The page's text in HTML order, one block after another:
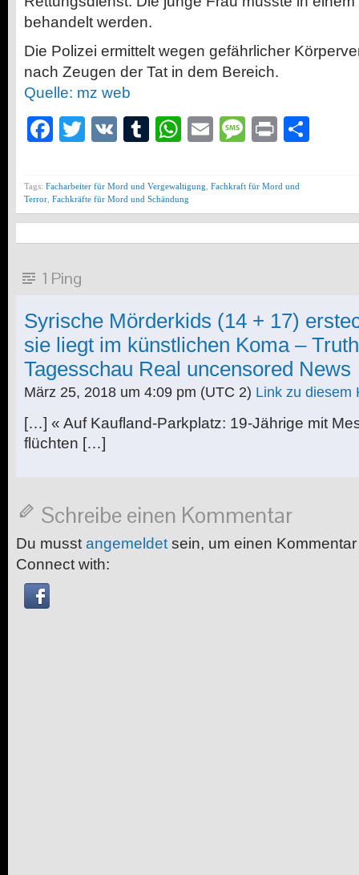
behandelt werden.
Die Polizei ermittelt wegen gefährlicher
nach Zeugen der Tat in dem Bereich.
Quelle: mz web
Facebook
Twitter
VK Tumblr
WhatsApp
EmailMessage
Print
Tags: Facharbeiter für Mord und Vergewaltigung Fachkraft für Mord und
Terror Fachkräfte für Mord und Schändung
1 Ping
Syrische Mörderkids (14 + 17)
sie liegt im künstlichen Koma –
Tagesschau Real uncensored News
März 25, 2018 um 4:09 pm (UTC 2) Link zu diesem
[…] « Auf Kaufland-Parkplatz: 19-Jährige mit
flüchten […]
Schreibe einen Kommentar
Du musst angemeldet sein, um einen
Connect with: